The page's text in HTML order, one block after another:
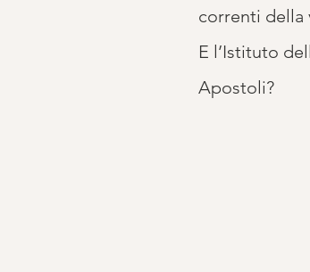
correnti della
E l’Istituto
Apostoli?